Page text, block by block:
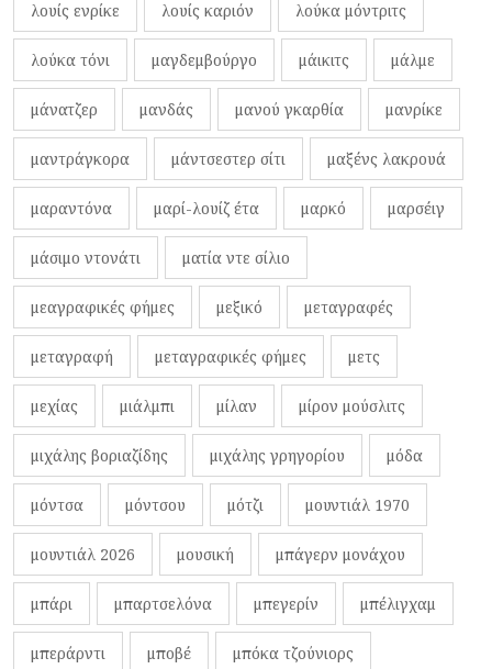
λουίς ενρίκε λουίς καριόν λούκα μόντριτς
λούκα τόνι μαγδεμβούργο μάικιτς μάλμε
μάνατζερ μανδάς μανού γκαρθία μανρίκε
μαντράγκορα μάντσεστερ σίτι μαξένς λακρουά
μαραντόνα μαρί-λουίζ έτα μαρκό μαρσέιγ
μάσιμο ντονάτι ματία ντε σίλιο
μεαγραφικές φήμες μεξικό μεταγραφές
μεταγραφή μεταγραφικές φήμες μετς
μεχίας μιάλμπι μίλαν μίρον μούσλιτς
μιχάλης βοριαζίδης μιχάλης γρηγορίου μόδα
μόντσα μόντσου μότζι μουντιάλ 1970
μουντιάλ 2026 μουσική μπάγερν μονάχου
μπάρι μπαρτσελόνα μπεγερίν μπέλιγχαμ
μπεράρντι μποβέ μπόκα τζούνιορς